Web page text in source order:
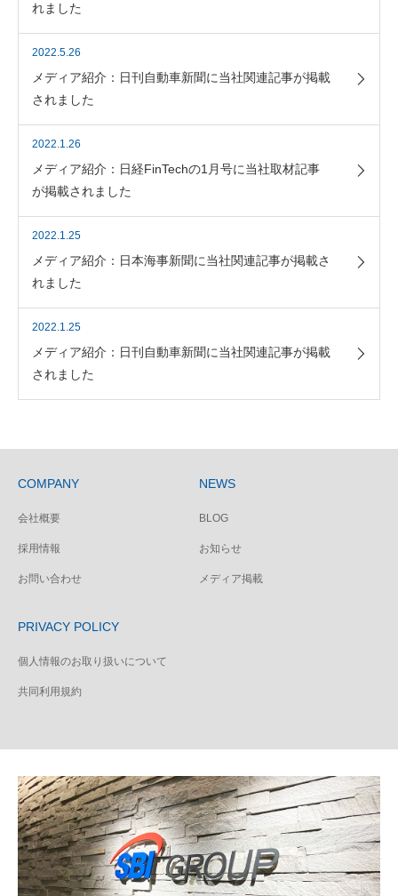
れました
2022.5.26
メディア紹介：日刊自動車新聞に当社関連記事が掲載
されました
2022.1.26
メディア紹介：日経FinTechの1月号に当社取材記事
が掲載されました
2022.1.25
メディア紹介：日本海事新聞に当社関連記事が掲載さ
れました
2022.1.25
メディア紹介：日刊自動車新聞に当社関連記事が掲載
されました
COMPANY
会社概要
採用情報
お問い合わせ
NEWS
BLOG
お知らせ
メディア掲載
PRIVACY POLICY
個人情報のお取り扱いについて
共同利用規約